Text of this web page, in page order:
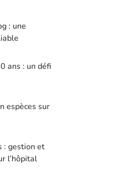
: une
ans : un défi
espèces sur
: gestion et
l’hôpital